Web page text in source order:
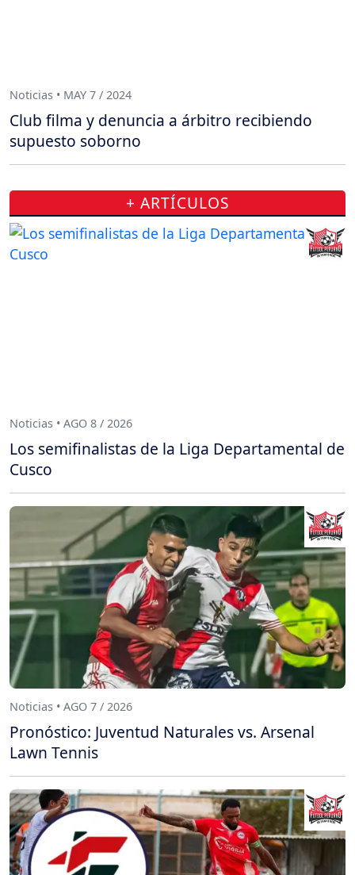
Noticias • MAY 7 / 2024
Club filma y denuncia a árbitro recibiendo
supuesto soborno
+ ARTÍCULOS
Noticias • AGO 8 / 2026
Los semifinalistas de la Liga Departamental de
Cusco
Noticias • AGO 7 / 2026
Pronóstico: Juventud Naturales vs. Arsenal
Lawn Tennis